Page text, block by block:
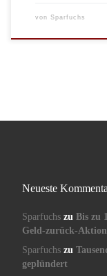
von Sparfuchs
Neueste
Sparfuchszu Bis zu
Geld-zurück-
Sparfuchszu
geplündert